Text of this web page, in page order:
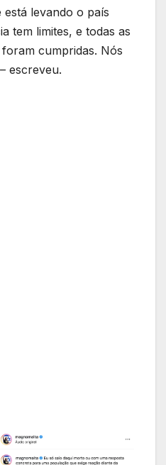
levando o país
tem limites, e todas as
cumpridas. Nós
escreveu.